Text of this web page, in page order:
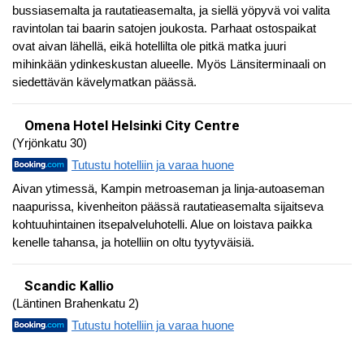
bussiasemalta ja rautatieasemalta, ja siellä yöpyvä voi valita
ravintolan tai baarin satojen joukosta. Parhaat ostospaikat
ovat aivan lähellä, eikä hotellilta ole pitkä matka juuri
mihinkään ydinkeskustan alueelle. Myös Länsiterminaali on
siedettävän kävelymatkan päässä.
Omena Hotel Helsinki City Centre
(Yrjönkatu 30)
Tutustu hotelliin ja varaa huone
Aivan ytimessä, Kampin metroaseman ja linja-autoaseman
naapurissa, kivenheiton päässä rautatieasemalta sijaitseva
kohtuuhintainen itsepalveluhotelli. Alue on loistava paikka
kenelle tahansa, ja hotelliin on oltu tyytyväisiä.
Scandic Kallio
(Läntinen Brahenkatu 2)
Tutustu hotelliin ja varaa huone